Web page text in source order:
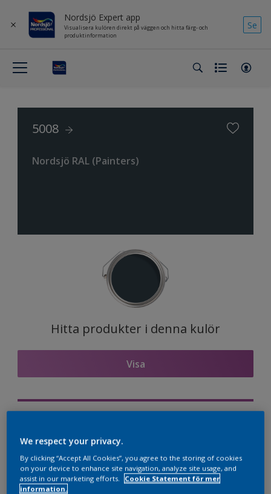
Nordsjö Expert app
Visualisera kulören direkt på väggen och hitta färg- och
produktinformation
Se
5008
Nordsjö RAL (Painters)
Hitta produkter i denna kulör
Visa
Nordsjö Professional Expert app
Visualisera kulören på din vägg
We respect your privacy.
By clicking “Accept All Cookies”, you agree to the storing of cookies
on your device to enhance site navigation, analyze site usage, and
assist in our marketing efforts.
Cookie Statement för mer
information.